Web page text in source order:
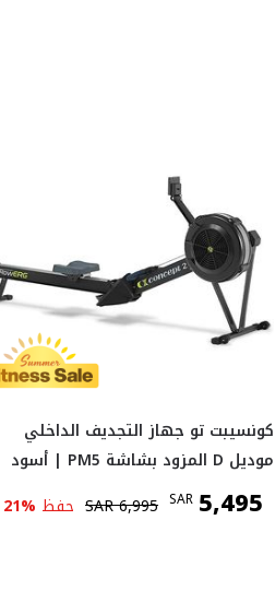
كونسيبت تو جهاز التجديف الداخلي
موديل D المزود بشاشة PM5 | أسود
SAR 5,495
SAR6,995 حفظ 21%